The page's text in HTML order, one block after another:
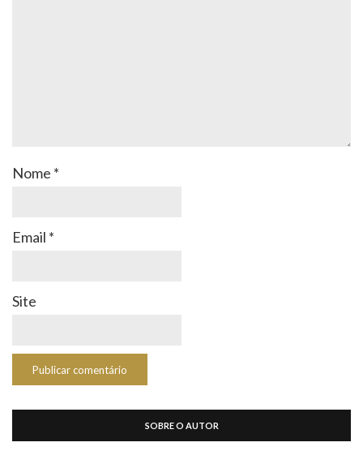
Nome *
Email *
Site
SOBRE O AUTOR